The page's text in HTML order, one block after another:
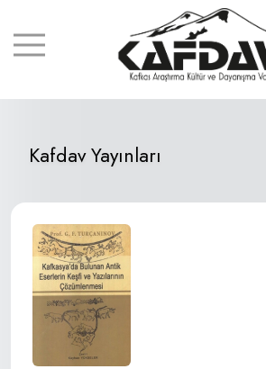
Kafdav Yayınları